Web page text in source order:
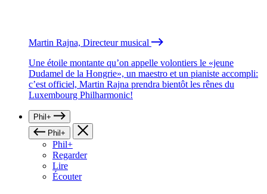
Martin Rajna, Directeur musical
Une étoile montante qu’on appelle volontiers le «jeune
Dudamel de la Hongrie», un maestro et un pianiste accompli:
c’est officiel, Martin Rajna prendra bientôt les rênes du
Luxembourg Philharmonic!
Phil+
Phil+
Phil+
Regarder
Lire
Écouter